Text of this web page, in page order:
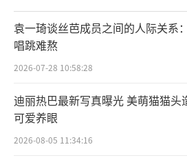
首更1集，之后连更5天，每
月14日至8月16日每天更新
一至周五每天更新1集。锁
敬请期待。
袁一琦谈丝芭成员之间的人际关系
唱跳难熬
2026-07-28 10:58:28
迪丽热巴最新写真曝光 美萌猫猫头
可爱养眼
2026-08-05 11:34:16